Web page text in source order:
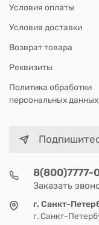
Условия оплаты
Условия доставки
Возврат товара
Реквизиты
Политика обработки
персональных данных
8(800)7777-
Заказать
г. Санкт-
г. Санкт-